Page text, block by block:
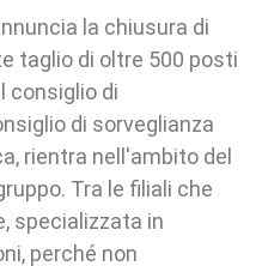
la chiusura di
taglio di oltre 500 posti
consiglio di
di sorveglianza
rientra nell'ambito del
Tra le filiali che
specializzata in
perché non